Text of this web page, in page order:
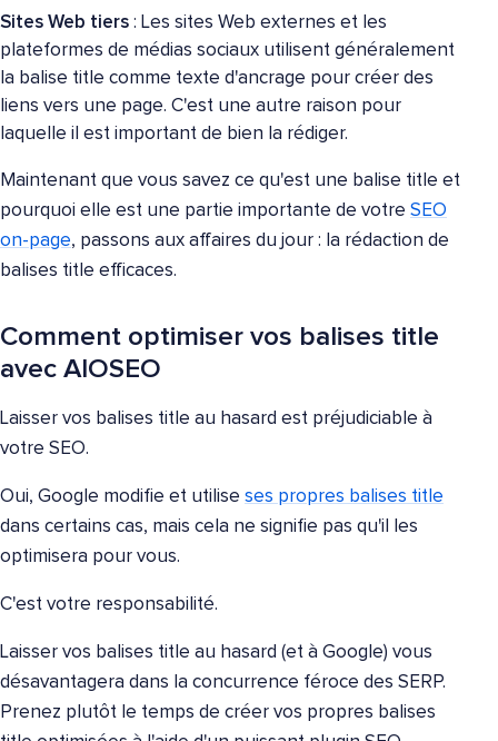
Sites Web tiers : Les sites Web externes et les
plateformes de médias sociaux utilisent généralement
la balise title comme texte d'ancrage pour créer des
liens vers une page. C'est une autre raison pour
laquelle il est important de bien la rédiger.
Maintenant que vous savez ce qu'est une balise title et
pourquoi elle est une partie importante de votre SEO
on-page, passons aux affaires du jour : la rédaction de
balises title efficaces.
Comment optimiser vos balises title
avec AIOSEO
Laisser vos balises title au hasard est préjudiciable à
votre SEO.
Oui, Google modifie et utilise ses propres balises title
dans certains cas, mais cela ne signifie pas qu'il les
optimisera pour vous.
C'est votre responsabilité.
Laisser vos balises title au hasard (et à Google) vous
désavantagera dans la concurrence féroce des SERP.
Prenez plutôt le temps de créer vos propres balises